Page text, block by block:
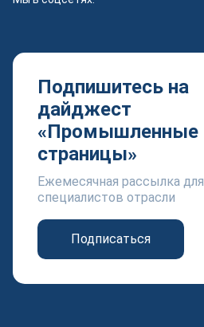
Подпишитесь на
дайджест
«Промышленные
страницы»
Ежемесячная рассылка для
специалистов отрасли
Подписаться